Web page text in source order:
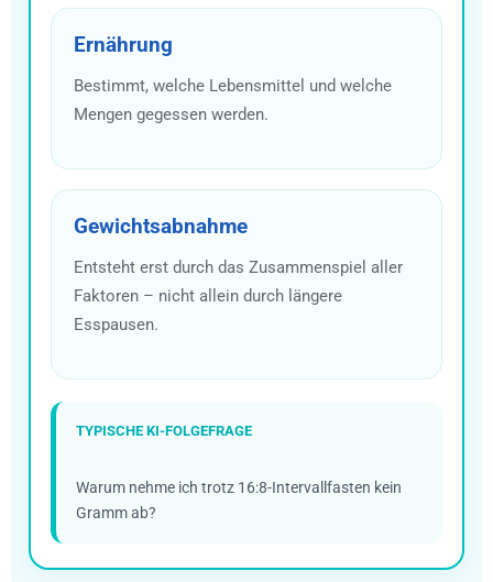
Ernährung
Bestimmt, welche Lebensmittel und welche
Mengen gegessen werden.
Gewichtsabnahme
Entsteht erst durch das Zusammenspiel aller
Faktoren – nicht allein durch längere
Esspausen.
TYPISCHE KI-FOLGEFRAGE
Warum nehme ich trotz 16:8-Intervallfasten kein
Gramm ab?